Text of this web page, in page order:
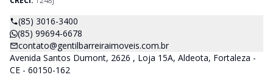
(85) 3016-3400
(85) 99694-6678
contato@gentilbarreiraimoveis.com.br
Avenida Santos Dumont, 2626 , Loja 15A, Aldeota, Fortaleza -
CE - 60150-162